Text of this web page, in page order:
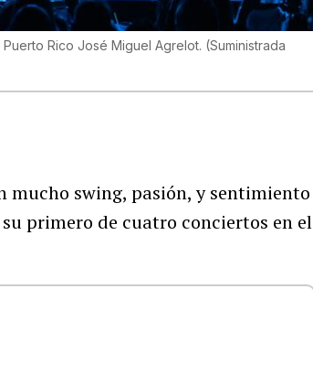
Rico José Miguel Agrelot. (Suministrada
mucho swing, pasión, y sentimiento
primero de cuatro conciertos en el